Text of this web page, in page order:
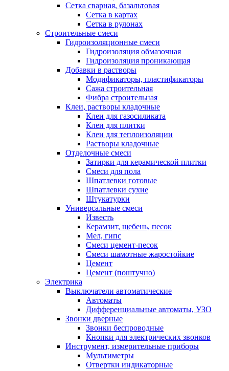
Сетка сварная, базальтовая
Сетка в картах
Сетка в рулонах
Строительные смеси
Гидроизоляционные смеси
Гидроизоляция обмазочная
Гидроизоляция проникающая
Добавки в растворы
Модификаторы, пластификаторы
Сажа строительная
Фибра строительная
Клеи, растворы кладочные
Клеи для газосиликата
Клеи для плитки
Клеи для теплоизоляции
Растворы кладочные
Отделочные смеси
Затирки для керамической плитки
Смеси для пола
Шпатлевки готовые
Шпатлевки сухие
Штукатурки
Универсальные смеси
Известь
Керамзит, щебень, песок
Мел, гипс
Смеси цемент-песок
Смеси шамотные жаростойкие
Цемент
Цемент (поштучно)
Электрика
Выключатели автоматические
Автоматы
Дифференциальные автоматы, УЗО
Звонки дверные
Звонки беспроводные
Кнопки для электрических звонков
Инструмент, измерительные приборы
Мультиметры
Отвертки индикаторные